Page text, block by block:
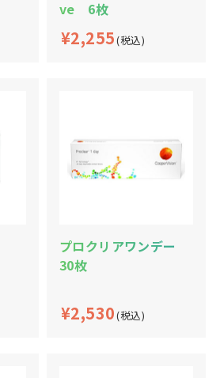
ve 6枚
¥2,255(税込)
プロクリアワンデー
30枚
¥2,530(税込)